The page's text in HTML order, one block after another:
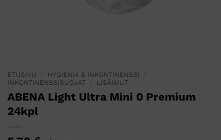
ETUSIVU HYGIENIA & INKONTINENSSI
INKONTINENSSISUOJAT
LISÄIMUT
ABENA Light Ultra Mini 0 Premium
24kpl